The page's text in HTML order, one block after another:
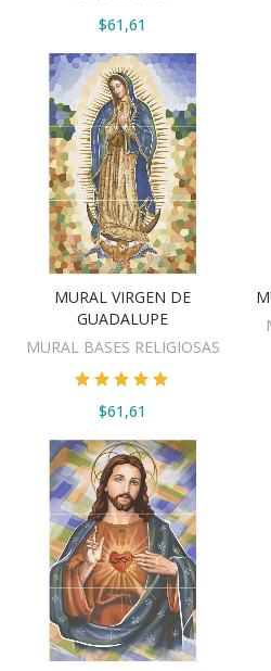
$61,61
VER OPCIONES
MURAL VIRGEN DE
GUADALUPE
MURAL BASES RELIGIOSAS
$61,61